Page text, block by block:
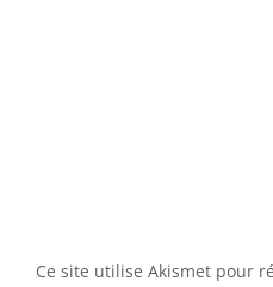
Ce site utilise Akismet pour